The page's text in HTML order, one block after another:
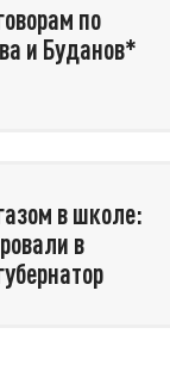
по
и Буданов*
в школе:
в